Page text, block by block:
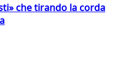
che tirando la corda